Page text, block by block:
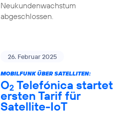
Neukundenwachstum
abgeschlossen.
26. Februar 2025
MOBILFUNK ÜBER SATELLITEN:
O2 Telefónica startet
ersten Tarif für
Satellite-IoT